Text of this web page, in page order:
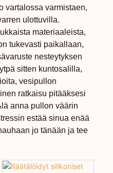
vartalossa varmistaen,
ulottuvilla.
materiaaleista,
tukevasti paikallaan,
nesteytyksen
sitten kuntosalilla,
vesipullon
ratkaisu pitääksesi
anna pullon väärin
estää sinua enää
jo tänään ja tee